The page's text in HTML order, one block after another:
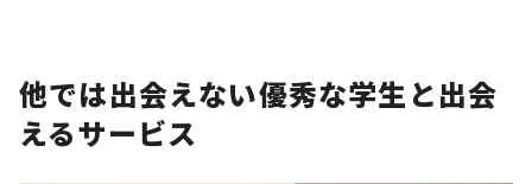
他では出会えない優秀な学生と出会
えるサービス